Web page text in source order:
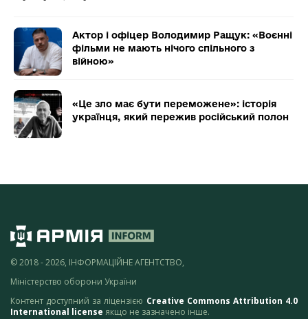
Актор і офіцер Володимир Ращук: «Воєнні
фільми не мають нічого спільного з
війною»
«Це зло має бути переможене»: історія
українця, який пережив російський полон
© 2018 - 2026, ІНФОРМАЦІЙНЕ АГЕНТСТВО,
Міністерство оборони України
Контент доступний за ліцензією Creative Commons Attribution 4.0
International license якщо не зазначено інше.